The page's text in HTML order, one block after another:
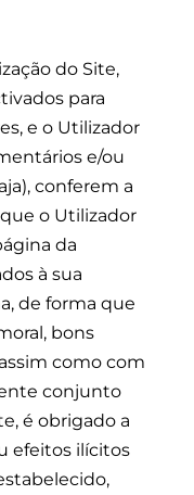
do Site,
para
e o Utilizador
e/ou
conferem a
o Utilizador
da
à sua
de forma que
bons
como com
conjunto
é obrigado a
efeitos ilícitos